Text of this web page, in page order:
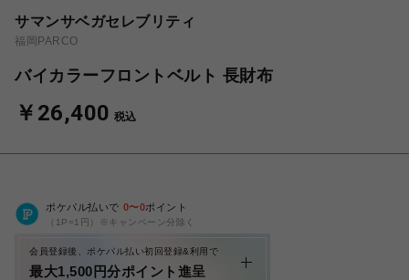
サマンサベガセレブリティ
福岡PARCO
バイカラーフロントベルト 長財布
￥26,400 税込
ポケパル払いで 0〜0ポイント
（1P=1円）※キャンペーン分除く
会員登録後、ポケパル払い初回登録&利用で
最大1,500円分ポイント進呈